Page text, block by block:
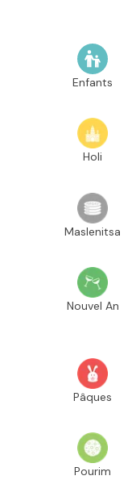
Enfants
Holi
Maslenitsa
Nouvel An
Pâques
Pourim